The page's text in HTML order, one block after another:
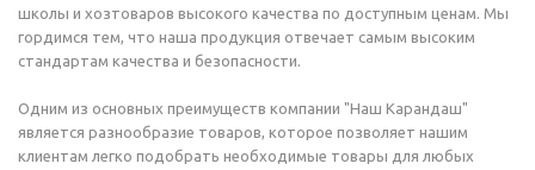
школы и хозтоваров высокого качества по доступным ценам. Мы
гордимся тем, что наша продукция отвечает самым высоким
стандартам качества и безопасности.
Одним из основных преимуществ компании "Наш Карандаш"
является разнообразие товаров, которое позволяет нашим
клиентам легко подобрать необходимые товары для любых